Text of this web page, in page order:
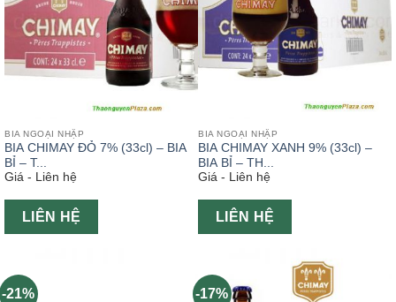
BIA NGOẠI NHẬP
BIA CHIMAY ĐỎ 7% (33cl) – BIA
BỈ – T...
Giá - Liên hệ
LIÊN HỆ
BIA NGOẠI NHẬP
BIA CHIMAY XANH 9% (33cl) –
BIA BỈ – TH...
Giá - Liên hệ
LIÊN HỆ
-21% -17%